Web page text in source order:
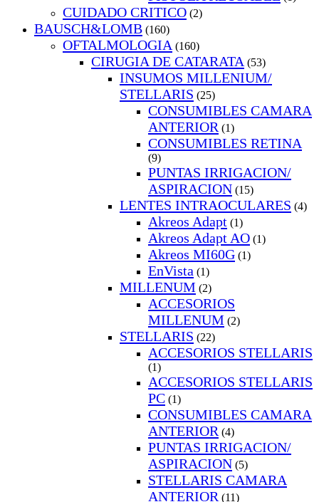
CUIDADO CRITICO (2)
BAUSCH&LOMB (160)
OFTALMOLOGIA (160)
CIRUGIA DE CATARATA (53)
INSUMOS MILLENIUM/
STELLARIS (25)
CONSUMIBLES CAMARA
ANTERIOR (1)
CONSUMIBLES RETINA
(9)
PUNTAS IRRIGACION/
ASPIRACION (15)
LENTES INTRAOCULARES (4)
Akreos Adapt (1)
Akreos Adapt AO (1)
Akreos MI60G (1)
EnVista (1)
MILLENUM (2)
ACCESORIOS
MILLENUM (2)
STELLARIS (22)
ACCESORIOS STELLARIS
(1)
ACCESORIOS STELLARIS
PC (1)
CONSUMIBLES CAMARA
ANTERIOR (4)
PUNTAS IRRIGACION/
ASPIRACION (5)
STELLARIS CAMARA
ANTERIOR (11)